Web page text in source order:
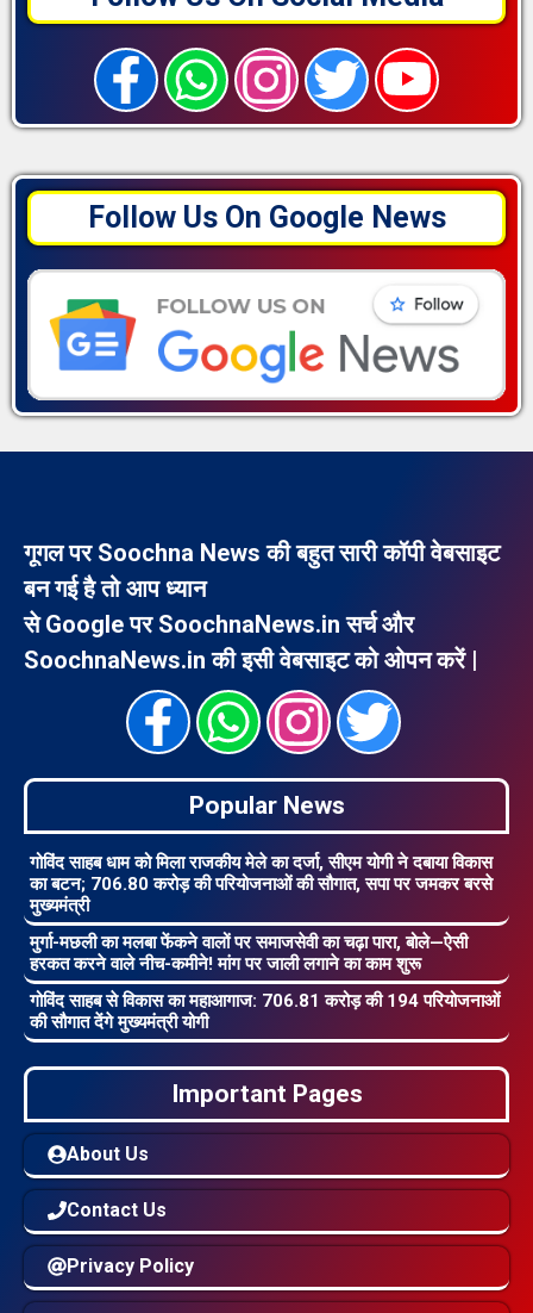
Follow Us On Google News
गूगल पर Soochna News की बहुत सारी कॉपी वेबसाइट
बन गई है तो आप ध्यान
से Google पर SoochnaNews.in सर्च और
SoochnaNews.in की इसी वेबसाइट को ओपन करें |
Popular News
गोविंद साहब धाम को मिला राजकीय मेले का दर्जा, सीएम योगी ने दबाया विकास
का बटन; 706.80 करोड़ की परियोजनाओं की सौगात, सपा पर जमकर बरसे
मुख्यमंत्री
मुर्गा-मछली का मलबा फेंकने वालों पर समाजसेवी का चढ़ा पारा, बोले—ऐसी
हरकत करने वाले नीच-कमीने! मांग पर जाली लगाने का काम शुरू
गोविंद साहब से विकास का महाआगाज: 706.81 करोड़ की 194 परियोजनाओं
की सौगात देंगे मुख्यमंत्री योगी
Important Pages
About Us
Contact Us
Privacy Policy